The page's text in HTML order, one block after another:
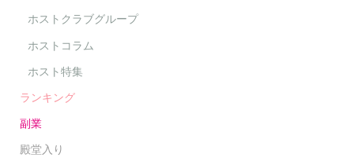
ホストクラブグループ
ホストコラム
ホスト特集
ランキング
副業
殿堂入り